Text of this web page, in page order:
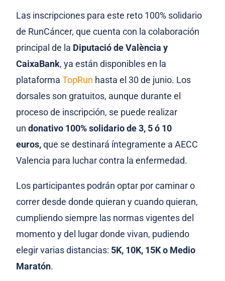
Las inscripciones para este reto 100% solidario
de RunCáncer, que cuenta con la colaboración
principal de la Diputació de València y
CaixaBank, ya están disponibles en la
plataformaTopRun hasta el 30 de junio. Los
dorsales son gratuitos, aunque durante el
proceso de inscripción, se puede realizar
undonativo 100% solidario de 3, 5 ó 10
euros,que se destinará íntegramente a AECC
Valencia para luchar contra la enfermedad.
Los participantes podrán optar por caminar o
correr desde donde quieran y cuando quieran,
cumpliendo siempre las normas vigentes del
momento y del lugar donde vivan, pudiendo
elegirvarias distancias: 5K, 10K, 15K o Medio
Maratón.